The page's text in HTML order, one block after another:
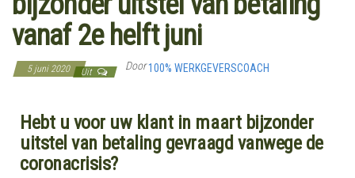
vanaf 2e helft juni
5 juni 2020 Uit Door100% WERKGEVERSCOACH
Hebt u voor uw klant in maart bijzonder
uitstel van betaling gevraagd vanwege de
coronacrisis?